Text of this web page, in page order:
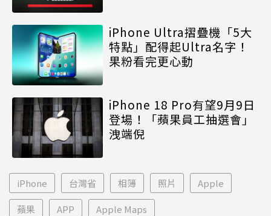
iPhone Ultra摺疊機「5大
特點」配得起Ultra名字！
果粉看完更心動
iPhone 18 Pro有望9月9日
登場！「蘋果員工抽選會」
洩端倪
iPhone 台灣省 相簿 照片 Apple
蘋果 APP Apple Maps